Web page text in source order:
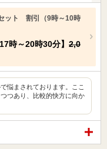
ット 割引（9時～10時
17時～20時30分】 2,0
悩まされております。ここ
つあり、比較的快方に向か